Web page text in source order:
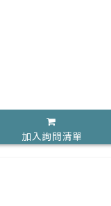
加入詢問清單